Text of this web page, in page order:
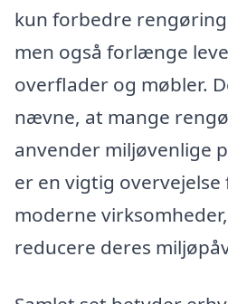
kun forbedre
men også forlænge
overflader og møbler.
nævne, at mange
anvender miljøvenlige
er en vigtig overvejelse
moderne
reducere deres